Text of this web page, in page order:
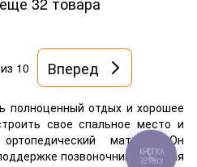
из 10 Вперед
полноценный отдых и хорошее
свое спальное место и
матрас. Он
позвоночника, снимая
КНОПКА
ЗВ'ЯЗКУ